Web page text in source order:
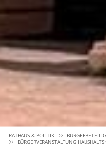
RATHAUS & POLITIK
BÜRGERVERANSTALTUNG